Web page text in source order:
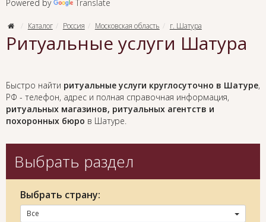
Powered by Translate
Каталог Россия Московская область г. Шатура
Ритуальные услуги Шатура
Быстро найти ритуальные услуги круглосуточно в Шатуре,
РФ - телефон, адрес и полная справочная информация,
ритуальных магазинов, ритуальных агентств и
похоронных бюро в Шатуре.
Выбрать раздел
Выбрать страну:
Все